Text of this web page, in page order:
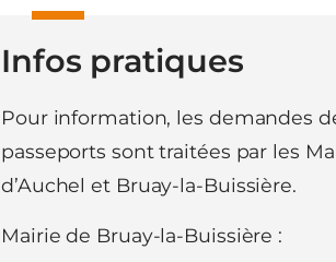
Infos pratiques
Pour information, les demandes
passeports sont traitées par les
d’Auchel et Bruay-la-Buissière.
Mairie de Bruay-la-Buissière :